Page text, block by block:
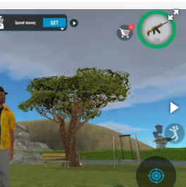
genişletildi: yeni silah
bu da kaos yaratmak ve
için daha fazla yol açıyor.